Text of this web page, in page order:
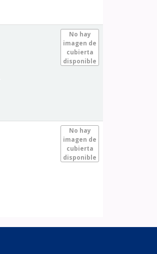
No hay
imagen de
cubierta
disponible
No hay
imagen de
cubierta
disponible